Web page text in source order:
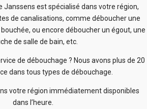
Janssens est spécialisé dans votre région,
de canalisations, comme déboucher une
ou encore déboucher un égout, une
de salle de bain, etc.
de débouchage ? Nous avons plus de 20
dans tous types de débouchage.
votre région immédiatement disponibles
dans l’heure.